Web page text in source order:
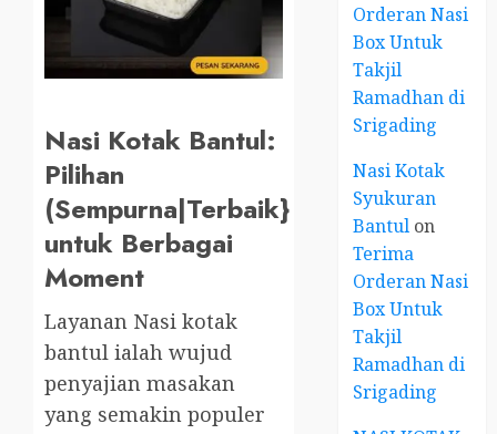
Nasi Kotak Bantul:
Pilihan
(Sempurna|Terbaik}
untuk Berbagai
Moment
Layanan Nasi kotak
bantul ialah wujud
penyajian masakan
yang semakin populer
Orderan Nasi
Box Untuk
Takjil
Ramadhan di
Srigading
Nasi Kotak
Syukuran
Bantul on
Terima
Orderan Nasi
Box Untuk
Takjil
Ramadhan di
Srigading